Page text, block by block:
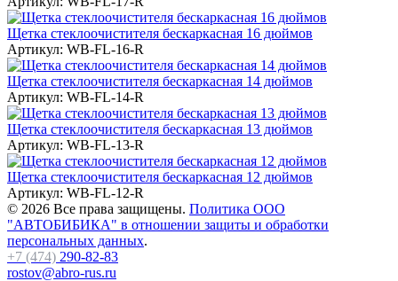
Щетка стеклоочистителя бескаркасная 16 дюймов
Артикул: WB-FL-16-R
Щетка стеклоочистителя бескаркасная 14 дюймов
Артикул: WB-FL-14-R
Щетка стеклоочистителя бескаркасная 13 дюймов
Артикул: WB-FL-13-R
Щетка стеклоочистителя бескаркасная 12 дюймов
Артикул: WB-FL-12-R
© 2026 Все права защищены. Политика ООО
"АВТОБИБИКА" в отношении защиты и обработки
персональных данных.
+7 (474) 290-82-83
rostov@abro-rus.ru